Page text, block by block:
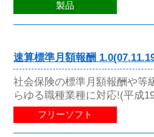
製品
速算標準月額報酬
社会保険の標準月額報酬や等
らゆる職種業種に対応!(平成
フリーソフト